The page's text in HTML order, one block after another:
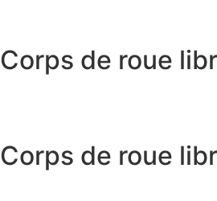
Corps de roue
Corps de roue